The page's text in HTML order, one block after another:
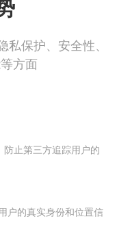
保护、安全性、
方面
止第三方追踪用户的
户的真实身份和位置信